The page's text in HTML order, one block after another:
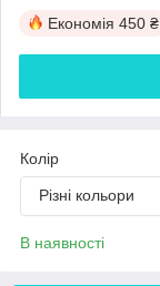
Економія 450 ₴
Колір
Різні кольори
В наявності